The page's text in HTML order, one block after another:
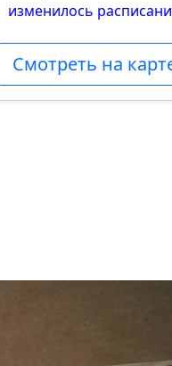
изменилось
Смотреть на